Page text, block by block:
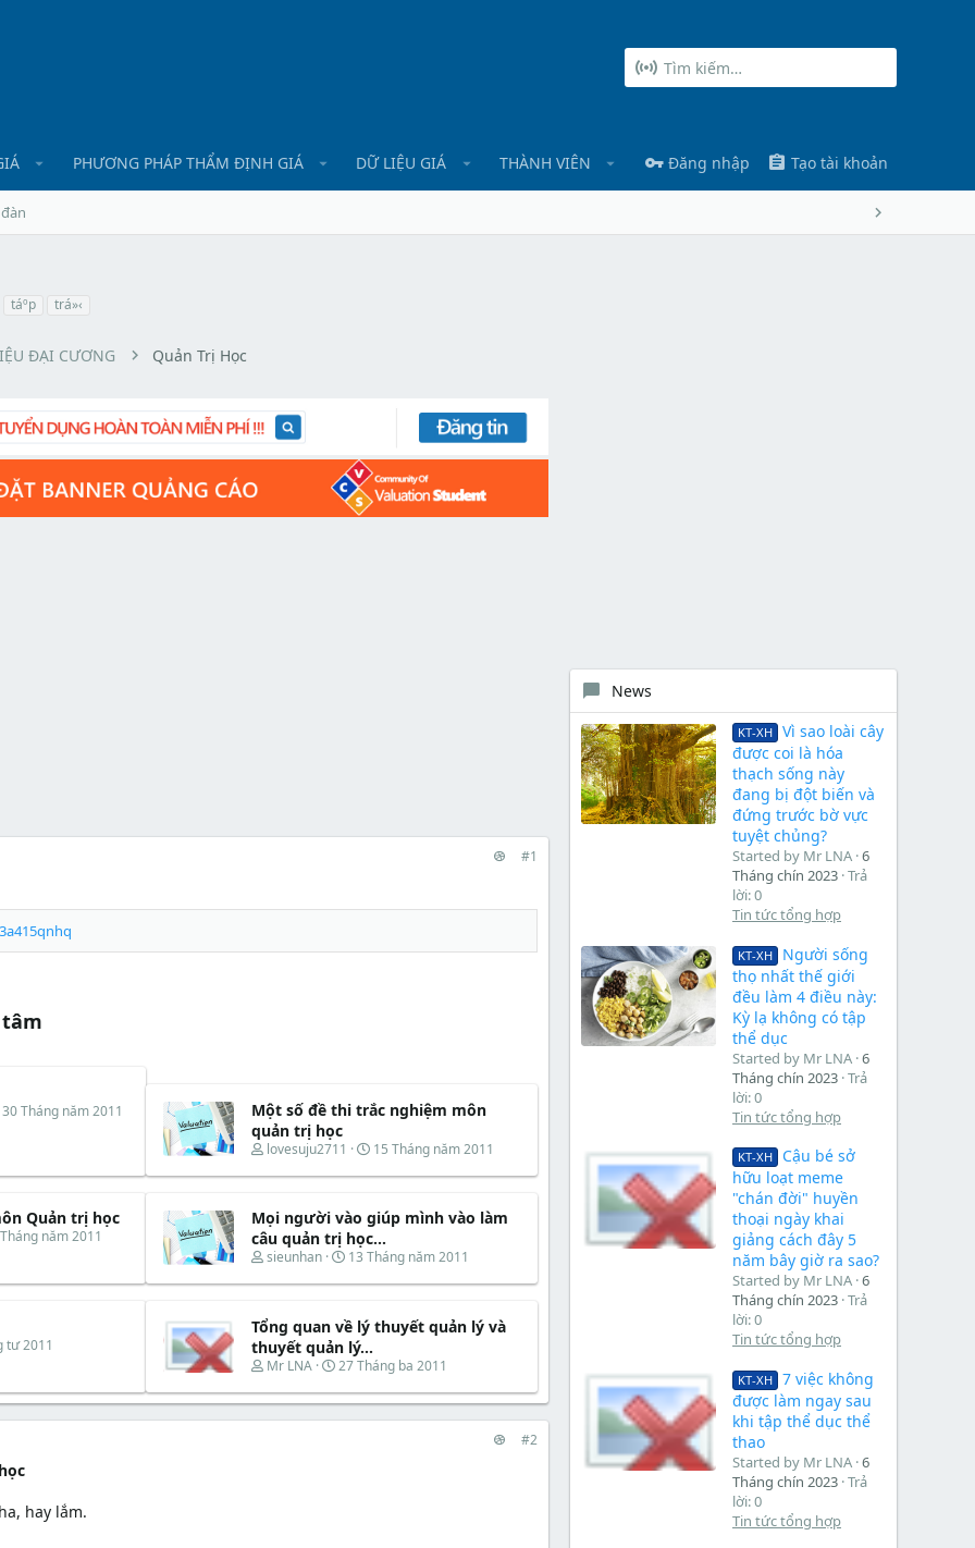
PHƯƠNG PHÁP THẨM ĐỊNH GIÁ DỮ LIỆU GIÁ THÀNH VIÊN Đăng nhập Tạo tài khoản
táº­p trá»‹
ĐẠI CƯƠNG Quản Trị Học
#1
N
b
t
đ
30 Tháng năm 2011
Một số đề thi trắc nghiệm môn
quản trị học
T
r
a
d
s
a
t
r
lovesuju2711
N
à
b
ắ
t
ầ
15 Tháng năm 2011
Quản trị học
năm 2011
Mọi người vào giúp mình vào làm
câu quản trị học...
T
r
a
d
s
a
sieunhan
N
à
b
ắ
t
ầ
13 Tháng năm 2011
tư 2011
Tổng quan về lý thuyết quản lý và
thuyết quản lý...
T
r
e
Mr LNA
N
à
y
27 Tháng ba 2011
#2
hay lắm.
News
KT-XH
Vì sao loài cây
được coi là hóa
thạch sống này
đang bị đột biến và
đứng trước bờ vực
tuyệt chủng?
Started by Mr LNA 6
Tháng chín 2023 Trả
lời: 0
Tin tức tổng hợp
KT-XH
Người sống
thọ nhất thế giới
đều làm 4 điều này:
Kỳ lạ không có tập
thể dục
Started by Mr LNA 6
Tháng chín 2023 Trả
lời: 0
Tin tức tổng hợp
KT-XH
Cậu bé sở
hữu loạt meme
"chán đời" huyền
thoại ngày khai
giảng cách đây 5
năm bây giờ ra sao?
Started by Mr LNA 6
Tháng chín 2023 Trả
lời: 0
Tin tức tổng hợp
KT-XH
7 việc không
được làm ngay sau
khi tập thể dục thể
thao
Started by Mr LNA 6
Tháng chín 2023 Trả
lời: 0
Tin tức tổng hợp